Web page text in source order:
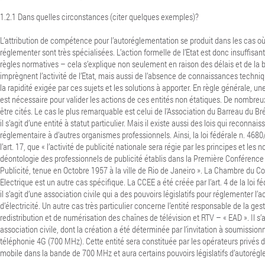
1.2.1 Dans quelles circonstances (citer quelques exemples)?
L’attribution de compétence pour l’autoréglementation se produit dans les cas
réglementer sont très spécialisées. L’action formelle de l’Etat est donc
règles normatives – cela s’explique non seulement en raison des délais et de la
imprègnent l’activité de l’Etat, mais aussi de l’absence de connaissances
la rapidité exigée par ces sujets et les solutions à apporter. En règle générale,
est nécessaire pour valider les actions de ces entités non étatiques. De
être cités. Le cas le plus remarquable est celui de l’Association du Barreau du
il s’agit d’une entité à statut particulier. Mais il existe aussi des lois qui
réglementaire à d’autres organismes professionnels. Ainsi, la loi fédérale n.
l’art. 17, que « l’activité de publicité nationale sera régie par les principes et les
déontologie des professionnels de publicité établis dans la Première
Publicité, tenue en Octobre 1957 à la ville de Rio de Janeiro ». La Chambre du
Electrique est un autre cas spécifique. La CCEE a été créée par l’art. 4 de la loi
il s’agit d’une association civile qui a des pouvoirs législatifs pour réglementer
d’électricité. Un autre cas très particulier concerne l’entité responsable de la
redistribution et de numérisation des chaînes de télévision et RTV – « EAD ». Il
association civile, dont la création a été déterminée par l’invitation à
téléphonie 4G (700 MHz). Cette entité sera constituée par les opérateurs privés
mobile dans la bande de 700 MHz et aura certains pouvoirs législatifs